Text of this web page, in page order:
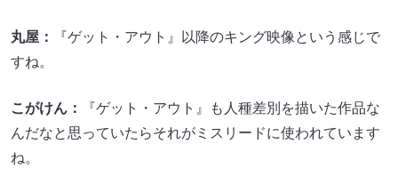
丸屋：
『ゲット・アウト』以降のキング映像という感じで
すね。
こがけん：
『ゲット・アウト』も人種差別を描いた作品な
んだなと思っていたらそれがミスリードに使われています
ね。